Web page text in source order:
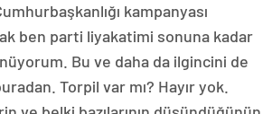
kampanyası
ben parti liyakatimi sonuna kadar
Bu ve daha da ilgincini de
Torpil var mı? Hayır yok.